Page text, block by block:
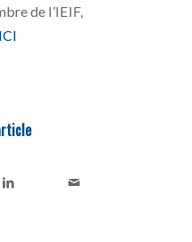
de l’IEIF,